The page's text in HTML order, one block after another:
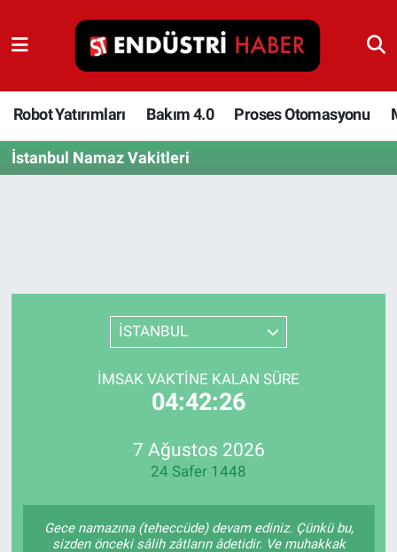
Robot Yatırımları Bakım 4.0 Proses Otomasyonu
İstanbul Namaz Vakitleri
İSTANBUL
İMSAK VAKTINE KALAN SÜRE
04:42:26
7 Ağustos 2026
24 Safer 1448
Gece namazına (teheccüde) devam ediniz. Çünkü bu,
sizden önceki sâlih zâtların âdetidir. Ve muhakkak
Robot Yatırımları
Bakım 4.0
Proses Otomasyonu
Depolama Çözümleri
İnşaat ve Malzeme
HaberOrtak
Enerjisini Üreten Fabrikalar
Endüstri 4.0 Uygulamaları